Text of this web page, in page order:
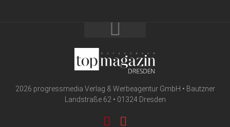
2026 progressmedia Verlag & Werbeagentur GmbH • Bautzner
Landstraße 62 • 01324 Dresden